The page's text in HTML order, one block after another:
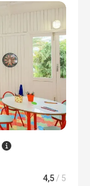
4,5 / 5